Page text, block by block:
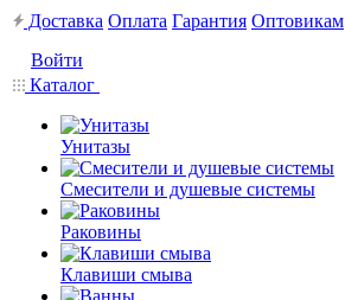
Доставка Оплата Гарантия Оптовикам
Войти
Каталог
Унитазы
Смесители и душевые системы
Раковины
Клавиши смыва